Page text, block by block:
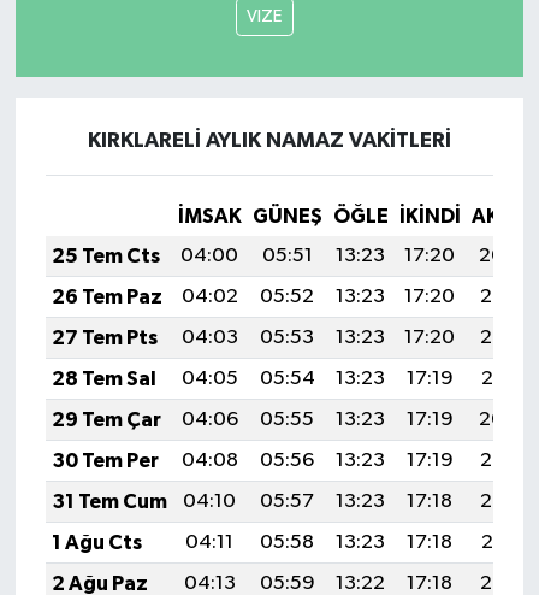
VIZE
KIRKLARELİ AYLIK NAMAZ VAKITLERI
İMSAK GÜNEŞ ÖĞLE İKINDI
25 Tem Cts
04:00 05:51 13:23 17:20
20:44
26 Tem Paz
04:02 05:52 13:23 17:20
20:43
27 Tem Pts
04:03 05:53 13:23 17:20
20:42
28 Tem Sal
04:05 05:54 13:23 17:19
20:41
29 Tem Çar
04:06 05:55 13:23 17:19
20:40
30 Tem Per
04:08 05:56 13:23 17:19
20:39
31 Tem Cum
04:10 05:57 13:23 17:18
20:38
1 Ağu Cts
04:11 05:58 13:23 17:18
20:37
2 Ağu Paz
04:13 05:59 13:22 17:18
20:36
Otomobil
Politika
Resmi İlan
Rüya Tabirleri
Sağlık
Şaphane
Simav